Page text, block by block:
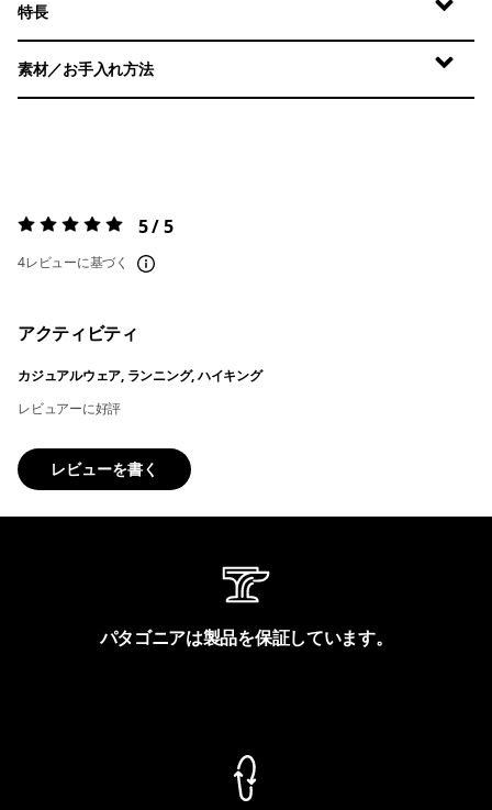
特長
素材／お手入れ方法
評価:5 / 5 5 / 5
4レビューに基づく
アクティビティ
カジュアルウェア, ランニング, ハイキング
レビュアーに好評
レビューを書く
パタゴニアは製品を保証しています。